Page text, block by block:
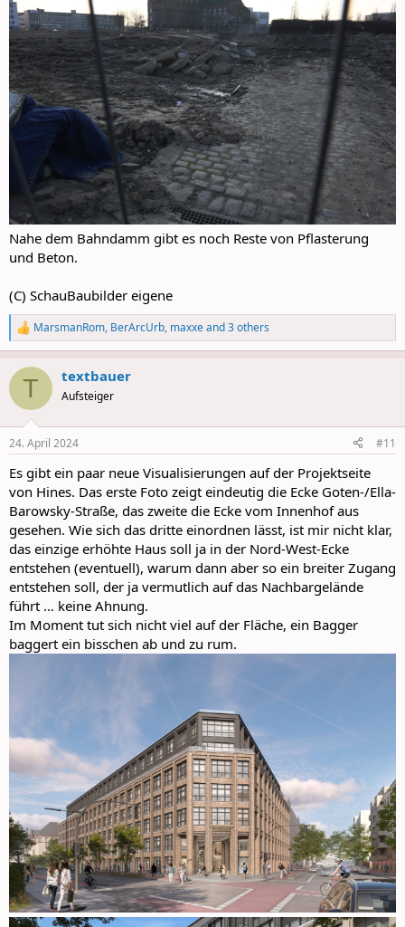
Nahe dem Bahndamm gibt es noch Reste von Pflasterung
und Beton.
(C) SchauBaubilder eigene
R
e
a
c
i
s
MarsmanRom, BerArcUrb, maxxeand 3 others
T textbauer
Aufsteiger
24. April 2024 #11
Es gibt ein paar neue Visualisierungen auf der Projektseite
von Hines. Das erste Foto zeigt eindeutig die Ecke Goten-/Ella-
Barowsky-Straße, das zweite die Ecke vom Innenhof aus
gesehen. Wie sich das dritte einordnen lässt, ist mir nicht klar,
das einzige erhöhte Haus soll ja in der Nord-West-Ecke
entstehen (eventuell), warum dann aber so ein breiter Zugang
entstehen soll, der ja vermutlich auf das Nachbargelände
führt … keine Ahnung.
Im Moment tut sich nicht viel auf der Fläche, ein Bagger
baggert ein bisschen ab und zu rum.